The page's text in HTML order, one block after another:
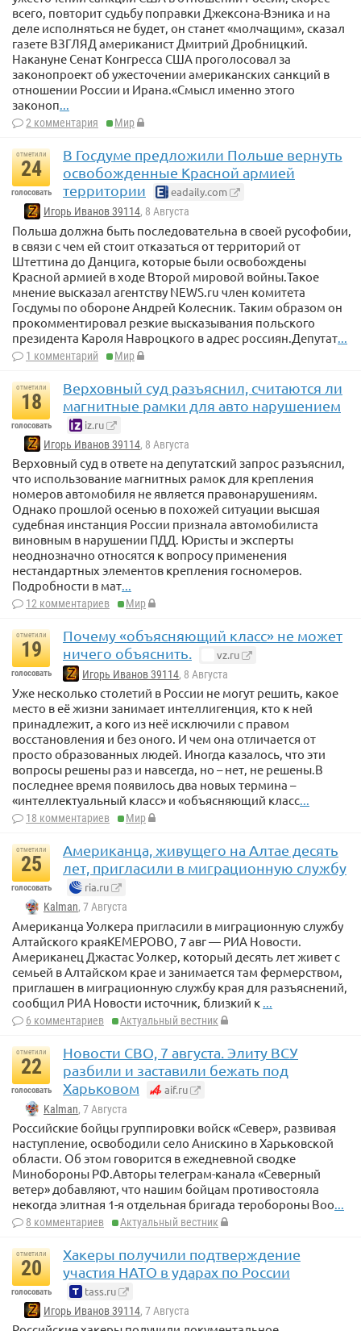
всего, повторит судьбу поправки Джексона-Вэника и на
деле исполняться не будет, он станет «молчащим», сказал
газете ВЗГЛЯД американист Дмитрий Дробницкий.
Накануне Сенат Конгресса США проголосовал за
законопроект об ужесточении американских санкций в
отношении России и Ирана.«Смысл именно этого
законоп...
2 комментария Мир
отметили
24
голосовать
В Госдуме предложили Польше вернуть
освобожденные Красной армией
территории
eadaily.com
Игорь Иванов 39114, 8 Августа
Польша должна быть последовательна в своей русофобии,
в связи с чем ей стоит отказаться от территорий от
Штеттина до Данцига, которые были освобождены
Красной армией в ходе Второй мировой войны.Такое
мнение высказал агентству NEWS.ru член комитета
Госдумы по обороне Андрей Колесник. Таким образом он
прокомментировал резкие высказывания польского
президента Кароля Навроцкого в адрес россиян.Депутат
1 комментарий Мир
отметили
18
голосовать
Верховный суд разъяснил, считаются ли
магнитные рамки для авто нарушением
iz.ru
Игорь Иванов 39114, 8 Августа
Верховный суд в ответе на депутатский запрос разъяснил,
что использование магнитных рамок для крепления
номеров автомобиля не является правонарушениям.
Однако прошлой осенью в похожей ситуации высшая
судебная инстанция России признала автомобилиста
виновным в нарушении ПДД. Юристы и эксперты
неоднозначно относятся к вопросу применения
нестандартных элементов крепления госномеров.
Подробности в мат...
12 комментариев Мир
отметили
19
голосовать
Почему «объясняющий класс» не может
ничего объяснить.
vz.ru
Игорь Иванов 39114, 8 Августа
Уже несколько столетий в России не могут решить, какое
место в её жизни занимает интеллигенция, кто к ней
принадлежит, а кого из неё исключили с правом
восстановления и без оного. И чем она отличается от
просто образованных людей. Иногда казалось, что эти
вопросы решены раз и навсегда, но – нет, не решены.В
последнее время появилось два новых термина –
«интеллектуальный класс» и «объясняющий класс...
18 комментариев Мир
отметили
25
голосовать
Американца, живущего на Алтае десять
лет, пригласили в миграционную службу
ria.ru
Kalman, 7 Августа
Американца Уолкера пригласили в миграционную службу
Алтайского краяКЕМЕРОВО, 7 авг — РИА Новости.
Американец Джастас Уолкер, который десять лет живет с
семьей в Алтайском крае и занимается там фермерством,
приглашен в миграционную службу края для разъяснений,
сообщил РИА Новости источник, близкий к
6 комментариев Актуальный вестник
отметили
22
голосовать
Новости СВО, 7 августа. Элиту ВСУ
разбили и заставили бежать под
Харьковом
aif.ru
Kalman, 7 Августа
Российские бойцы группировки войск «Север», развивая
наступление, освободили село Анискино в Харьковской
области. Об этом говорится в ежедневной сводке
Минобороны РФ.Авторы телеграм-канала «Северный
ветер» добавляют, что нашим бойцам противостояла
некогда элитная 1-я отдельная бригада теробороны Воо...
8 комментариев Актуальный вестник
отметили
20
голосовать
Хакеры получили подтверждение
участия НАТО в ударах по России
tass.ru
Игорь Иванов 39114, 7 Августа